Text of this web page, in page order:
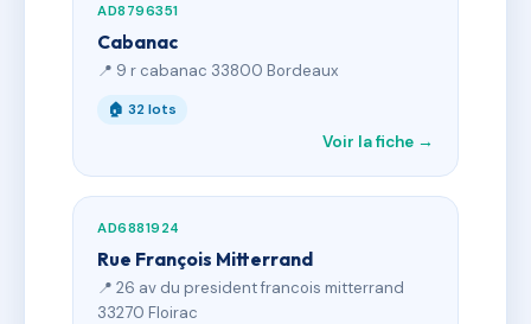
AD8796351
Cabanac
📍 9 r cabanac 33800 Bordeaux
🏠 32 lots
Voir la fiche →
AD6881924
Rue François Mitterrand
📍 26 av du president francois mitterrand
33270 Floirac